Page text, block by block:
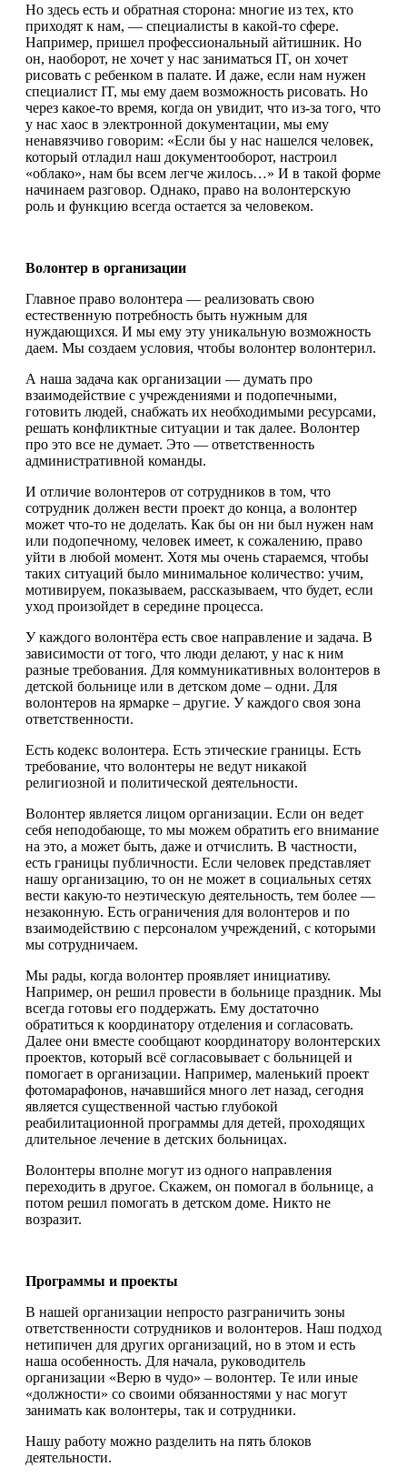
Но здесь есть и обратная сторона: многие из тех, кто
приходят к нам, — специалисты в какой-то сфере.
Например, пришел профессиональный айтишник. Но
он, наоборот, не хочет у нас заниматься IT, он хочет
рисовать с ребенком в палате. И даже, если нам нужен
специалист IT, мы ему даем возможность рисовать. Но
через какое-то время, когда он увидит, что из-за того, что
у нас хаос в электронной документации, мы ему
ненавязчиво говорим: «Если бы у нас нашелся человек,
который отладил наш документооборот, настроил
«облако», нам бы всем легче жилось…» И в такой форме
начинаем разговор. Однако, право на волонтерскую
роль и функцию всегда остается за человеком.
Волонтер в организации
Главное право волонтера — реализовать свою
естественную потребность быть нужным для
нуждающихся. И мы ему эту уникальную возможность
даем. Мы создаем условия, чтобы волонтер волонтерил.
А наша задача как организации — думать про
взаимодействие с учреждениями и подопечными,
готовить людей, снабжать их необходимыми ресурсами,
решать конфликтные ситуации и так далее. Волонтер
про это все не думает. Это — ответственность
административной команды.
И отличие волонтеров от сотрудников в том, что
сотрудник должен вести проект до конца, а волонтер
может что-то не доделать. Как бы он ни был нужен нам
или подопечному, человек имеет, к сожалению, право
уйти в любой момент. Хотя мы очень стараемся, чтобы
таких ситуаций было минимальное количество: учим,
мотивируем, показываем, рассказываем, что будет, если
уход произойдет в середине процесса.
У каждого волонтёра есть свое направление и задача. В
зависимости от того, что люди делают, у нас к ним
разные требования. Для коммуникативных волонтеров в
детской больнице или в детском доме – одни. Для
волонтеров на ярмарке – другие. У каждого своя зона
ответственности.
Есть кодекс волонтера. Есть этические границы. Есть
требование, что волонтеры не ведут никакой
религиозной и политической деятельности.
Волонтер является лицом организации. Если он ведет
себя неподобающе, то мы можем обратить его внимание
на это, а может быть, даже и отчислить. В частности,
есть границы публичности. Если человек представляет
нашу организацию, то он не может в социальных сетях
вести какую-то неэтическую деятельность, тем более —
незаконную. Есть ограничения для волонтеров и по
взаимодействию с персоналом учреждений, с которыми
мы сотрудничаем.
Мы рады, когда волонтер проявляет инициативу.
Например, он решил провести в больнице праздник. Мы
всегда готовы его поддержать. Ему достаточно
обратиться к координатору отделения и согласовать.
Далее они вместе сообщают координатору волонтерских
проектов, который всё согласовывает с больницей и
помогает в организации. Например, маленький проект
фотомарафонов, начавшийся много лет назад, сегодня
является существенной частью глубокой
реабилитационной программы для детей, проходящих
длительное лечение в детских больницах.
Волонтеры вполне могут из одного направления
переходить в другое. Скажем, он помогал в больнице, а
потом решил помогать в детском доме. Никто не
возразит.
Программы и проекты
В нашей организации непросто разграничить зоны
ответственности сотрудников и волонтеров. Наш подход
нетипичен для других организаций, но в этом и есть
наша особенность. Для начала, руководитель
организации «Верю в чудо» – волонтер. Те или иные
«должности» со своими обязанностями у нас могут
занимать как волонтеры, так и сотрудники.
Нашу работу можно разделить на пять блоков
деятельности.